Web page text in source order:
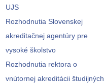
UJS
Rozhodnutia Slovenskej
akreditačnej agentúry pre
vysoké školstvo
Rozhodnutia rektora o
vnútornej akreditácii študijných